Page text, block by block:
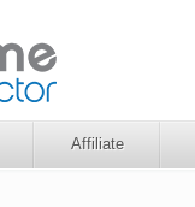
Affiliate